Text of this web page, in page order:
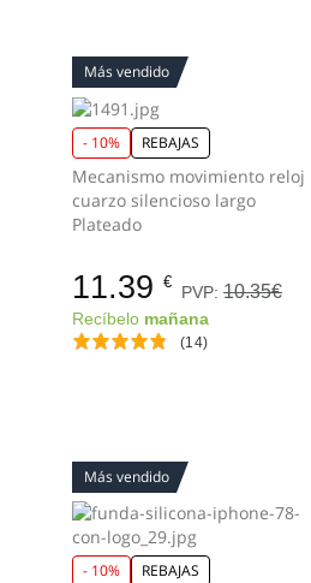
Más vendido
- 10% REBAJAS
Mecanismo movimiento reloj
cuarzo silencioso largo
Plateado
11.39 €
PVP: 10.35€
Recíbelo mañana
(14)
Más vendido
- 10% REBAJAS